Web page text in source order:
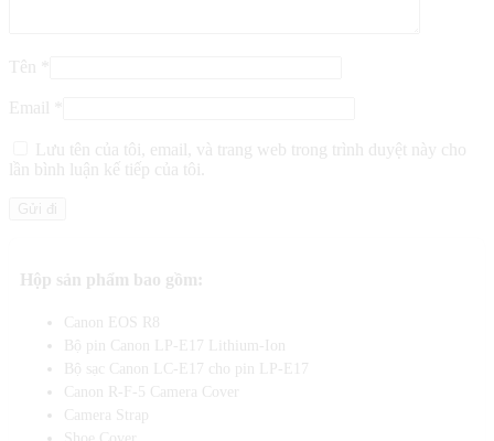
Tên
Email
Lưu tên của tôi, email, và trang web trong trình duyệt này cho
lần bình luận kế tiếp của tôi.
Hộp sản phẩm bao gồm:
Canon EOS R8
Bộ pin Canon LP-E17 Lithium-Ion
Bộ sạc Canon LC-E17 cho pin LP-E17
Canon R-F-5 Camera Cover
Camera Strap